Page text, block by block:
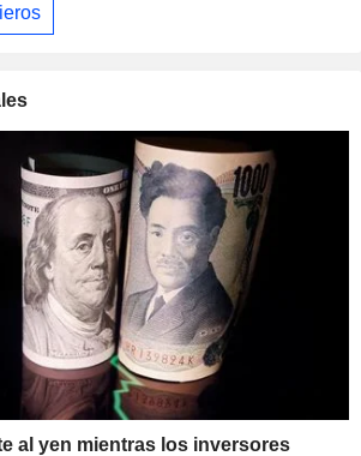
al yen mientras los inversores